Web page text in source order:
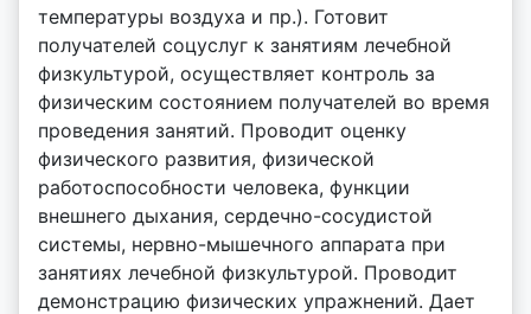
температуры воздуха и пр.). Готовит
получателей соцуслуг к занятиям лечебной
физкультурой, осуществляет контроль за
физическим состоянием получателей во время
проведения занятий. Проводит оценку
физического развития, физической
работоспособности человека, функции
внешнего дыхания, сердечно-сосудистой
системы, нервно-мышечного аппарата при
занятиях лечебной физкультурой. Проводит
демонстрацию физических упражнений. Дает